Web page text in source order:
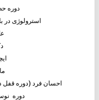
دوره
استرولوژی در
احسان فرد (دوره
دوره